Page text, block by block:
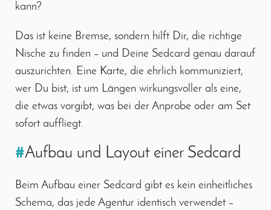
kann?
Das ist keine Bremse, sondern hilft Dir, die richtige
Nische zu finden – und Deine Sedcard genau darauf
auszurichten. Eine Karte, die ehrlich kommuniziert,
wer Du bist, ist um Längen wirkungsvoller als eine,
die etwas vorgibt, was bei der Anprobe oder am Set
sofort auffliegt.
#Aufbau und Layout einer Sedcard
Beim Aufbau einer Sedcard gibt es kein einheitliches
Schema, das jede Agentur identisch verwendet –